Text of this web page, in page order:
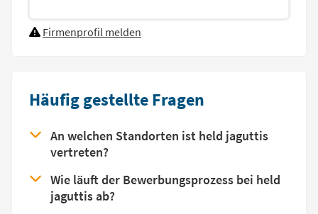
Firmenprofil melden
Häufig gestellte Fragen
An welchen Standorten ist held jaguttis
vertreten?
Wie läuft der Bewerbungsprozess bei held
jaguttis ab?